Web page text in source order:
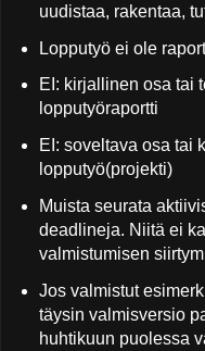
uudistaa, rakentaa,
Lopputyö ei ole
EI: kirjallinen osa tai
lopputyöraportti
EI: soveltava osa tai
lopputyö(projekti)
Muista seurata
deadlineja. Niitä ei
valmistumisen
Jos valmistut
täysin valmisversio
huhtikuun puolessa